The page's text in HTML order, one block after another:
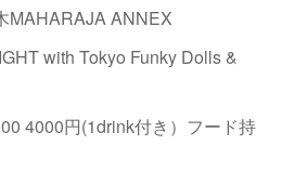
MAHARAJA ANNEX
with Tokyo Funky Dolls &
4000円(1drink付き）フード持